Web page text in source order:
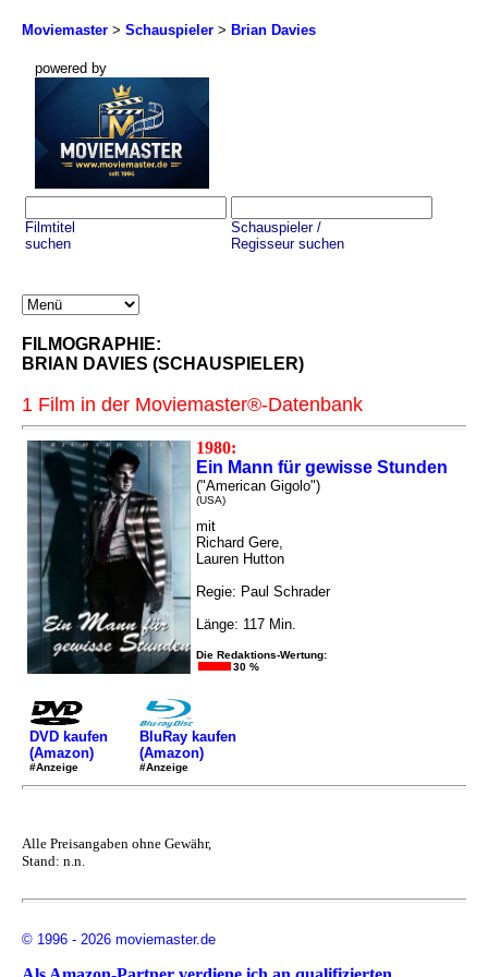
Moviemaster > Schauspieler > Brian Davies
powered by
Filmtitel
suchen
Schauspieler /
Regisseur suchen
FILMOGRAPHIE:
BRIAN DAVIES (SCHAUSPIELER)
1 Film in der Moviemaster®-Datenbank
1980:
Ein Mann für gewisse Stunden
("American Gigolo")
(USA)
mit
Richard Gere,
Lauren Hutton
Regie: Paul Schrader
Länge: 117 Min.
Die Redaktions-Wertung:
30 %
DVD kaufen
(Amazon)
#Anzeige
BluRay kaufen
(Amazon)
#Anzeige
Alle Preisangaben ohne Gewähr,
Stand: n.n.
© 1996 - 2026 moviemaster.de